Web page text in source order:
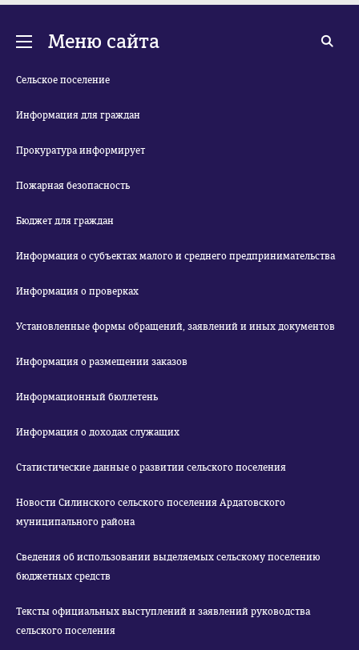
Меню сайта
Сельское поселение
Информация для граждан
Прокуратура информирует
Пожарная безопасность
Бюджет для граждан
Информация о субъектах малого и среднего предпринимательства
Информация о проверках
Установленные формы обращений, заявлений и иных документов
Информация о размещении заказов
Информационный бюллетень
Информация о доходах служащих
Статистические данные о развитии сельского поселения
Новости Силинского сельского поселения Ардатовского
муниципального района
Сведения об использовании выделяемых сельскому поселению
бюджетных средств
Тексты официальных выступлений и заявлений руководства
сельского поселения